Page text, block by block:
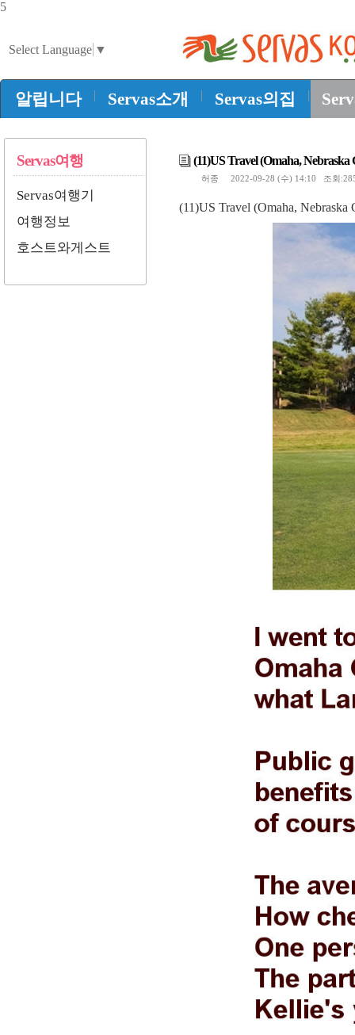
5
Select Language ▼
알립니다 | Servas소개 | Servas의집 |
Servas여행
Servas여행기
여행정보
호스트와게스트
(11)US Travel (Omaha, Nebraska
허종 2022-09-28 (수) 14:10 조회
(11)US Travel (Omaha, Nebraska